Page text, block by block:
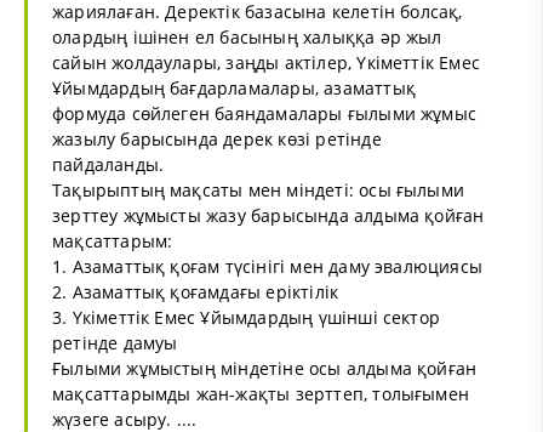
жариялаған. Деректік базасына келетін болсақ,
олардың ішінен ел басының халыққа әр жыл
сайын жолдаулары, заңды актілер, Үкіметтік Емес
Ұйымдардың бағдарламалары, азаматтық
формуда сөйлеген баяндамалары ғылыми жұмыс
жазылу барысында дерек көзі ретінде
пайдаланды.
Тақырыптың мақсаты мен міндеті: осы ғылыми
зерттеу жұмысты жазу барысында алдыма қойған
мақсаттарым:
1. Азаматтық қоғам түсінігі мен даму эвалюциясы
2. Азаматтық қоғамдағы еріктілік
3. Үкіметтік Емес Ұйымдардың үшінші сектор
ретінде дамуы
Ғылыми жұмыстың міндетіне осы алдыма қойған
мақсаттарымды жан-жақты зерттеп, толығымен
жүзеге асыру. ....